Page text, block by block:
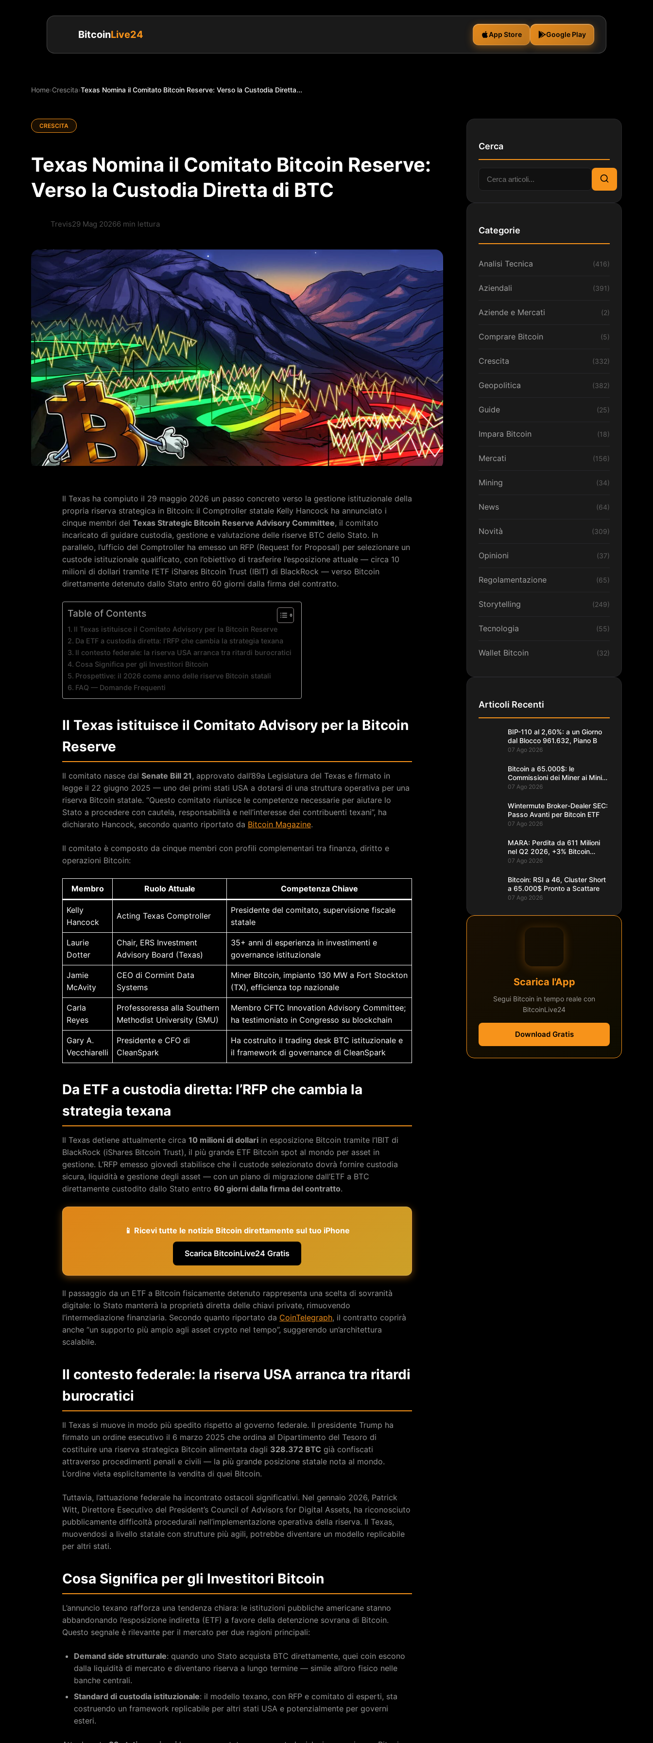
BitcoinLive24 App Store Google Play
Home›Crescita›Texas Nomina il Comitato Bitcoin Reserve: Verso la Custodia Diretta...
CRESCITA
Texas Nomina il Comitato Bitcoin Reserve:
Verso la Custodia Diretta di BTC
Trevis29 Mag 20266 min lettura
Il Texas ha compiuto il 29 maggio 2026 un passo concreto verso la gestione istituzionale della
propria riserva strategica in Bitcoin: il Comptroller statale Kelly Hancock ha annunciato i
cinque membri del Texas Strategic Bitcoin Reserve Advisory Committee, il comitato
incaricato di guidare custodia, gestione e valutazione delle riserve BTC dello Stato. In
parallelo, l’ufficio del Comptroller ha emesso un RFP (Request for Proposal) per selezionare un
custode istituzionale qualificato, con l’obiettivo di trasferire l’esposizione attuale — circa 10
milioni di dollari tramite l’ETF iShares Bitcoin Trust (IBIT) di BlackRock — verso Bitcoin
direttamente detenuto dallo Stato entro 60 giorni dalla firma del contratto.
Table of Contents
Il Texas istituisce il Comitato Advisory per la Bitcoin Reserve
Da ETF a custodia diretta: l’RFP che cambia la strategia texana
Il contesto federale: la riserva USA arranca tra ritardi burocratici
Cosa Significa per gli Investitori Bitcoin
Prospettive: il 2026 come anno delle riserve Bitcoin statali
FAQ — Domande Frequenti
Il Texas istituisce il Comitato Advisory per la Bitcoin
Reserve
Il comitato nasce dal Senate Bill 21, approvato dall’89a Legislatura del Texas e firmato in
legge il 22 giugno 2025 — uno dei primi stati USA a dotarsi di una struttura operativa per una
riserva Bitcoin statale. “Questo comitato riunisce le competenze necessarie per aiutare lo
Stato a procedere con cautela, responsabilità e nell’interesse dei contribuenti texani”, ha
dichiarato Hancock, secondo quanto riportato da Bitcoin Magazine.
Il comitato è composto da cinque membri con profili complementari tra finanza, diritto e
operazioni Bitcoin:
Membro Ruolo Attuale Competenza Chiave
Kelly
Hancock
Acting Texas Comptroller
Presidente del comitato, supervisione fiscale
statale
Laurie
Dotter
Chair, ERS Investment
Advisory Board (Texas)
35+ anni di esperienza in investimenti e
governance istituzionale
Jamie
McAvity
CEO di Cormint Data
Systems
Miner Bitcoin, impianto 130 MW a Fort Stockton
(TX), efficienza top nazionale
Carla
Reyes
Professoressa alla Southern
Methodist University (SMU)
Membro CFTC Innovation Advisory Committee;
ha testimoniato in Congresso su blockchain
Gary A.
Vecchiarelli
Presidente e CFO di
CleanSpark
Ha costruito il trading desk BTC istituzionale e
il framework di governance di CleanSpark
Da ETF a custodia diretta: l’RFP che cambia la
strategia texana
Il Texas detiene attualmente circa 10 milioni di dollari in esposizione Bitcoin tramite l’IBIT di
BlackRock (iShares Bitcoin Trust), il più grande ETF Bitcoin spot al mondo per asset in
gestione. L’RFP emesso giovedì stabilisce che il custode selezionato dovrà fornire custodia
sicura, liquidità e gestione degli asset — con un piano di migrazione dall’ETF a BTC
direttamente custodito dallo Stato entro 60 giorni dalla firma del contratto.
📱 Ricevi tutte le notizie Bitcoin direttamente sul tuo iPhone
Scarica BitcoinLive24 Gratis
Il passaggio da un ETF a Bitcoin fisicamente detenuto rappresenta una scelta di sovranità
digitale: lo Stato manterrà la proprietà diretta delle chiavi private, rimuovendo
l’intermediazione finanziaria. Secondo quanto riportato da CoinTelegraph, il contratto coprirà
anche “un supporto più ampio agli asset crypto nel tempo”, suggerendo un’architettura
scalabile.
Il contesto federale: la riserva USA arranca tra ritardi
burocratici
Il Texas si muove in modo più spedito rispetto al governo federale. Il presidente Trump ha
firmato un ordine esecutivo il 6 marzo 2025 che ordina al Dipartimento del Tesoro di
costituire una riserva strategica Bitcoin alimentata dagli 328.372 BTC già confiscati
attraverso procedimenti penali e civili — la più grande posizione statale nota al mondo.
L’ordine vieta esplicitamente la vendita di quei Bitcoin.
Tuttavia, l’attuazione federale ha incontrato ostacoli significativi. Nel gennaio 2026, Patrick
Witt, Direttore Esecutivo del President’s Council of Advisors for Digital Assets, ha riconosciuto
pubblicamente difficoltà procedurali nell’implementazione operativa della riserva. Il Texas,
muovendosi a livello statale con strutture più agili, potrebbe diventare un modello replicabile
per altri stati.
Cosa Significa per gli Investitori Bitcoin
L’annuncio texano rafforza una tendenza chiara: le istituzioni pubbliche americane stanno
abbandonando l’esposizione indiretta (ETF) a favore della detenzione sovrana di Bitcoin.
Questo segnale è rilevante per il mercato per due ragioni principali:
Demand side strutturale: quando uno Stato acquista BTC direttamente, quei coin escono
dalla liquidità di mercato e diventano riserva a lungo termine — simile all’oro fisico nelle
banche centrali.
Standard di custodia istituzionale: il modello texano, con RFP e comitato di esperti, sta
costruendo un framework replicabile per altri stati USA e potenzialmente per governi
esteri.
Cerca
Cerca:
Cerca
Categorie
Analisi Tecnica (416)
Aziendali (391)
Aziende e Mercati (2)
Comprare Bitcoin (5)
Crescita (332)
Geopolitica (382)
Guide (25)
Impara Bitcoin (18)
Mercati (156)
Mining (34)
News (64)
Novità (309)
Opinioni (37)
Regolamentazione (65)
Storytelling (249)
Tecnologia (55)
Wallet Bitcoin (32)
Articoli Recenti
BIP-110 al 2,60%: a un Giorno
dal Blocco 961.632, Piano B
07 Ago 2026
Bitcoin a 65.000$: le
Commissioni dei Miner ai Minimi
da un Decennio
07 Ago 2026
Wintermute Broker-Dealer SEC:
Passo Avanti per Bitcoin ETF
07 Ago 2026
MARA: Perdita da 611 Milioni
nel Q2 2026, +3% Bitcoin
Minati
07 Ago 2026
Bitcoin: RSI a 46, Cluster Short
a 65.000$ Pronto a Scattare
07 Ago 2026
Scarica l'App
Segui Bitcoin in tempo reale con
BitcoinLive24
Download Gratis